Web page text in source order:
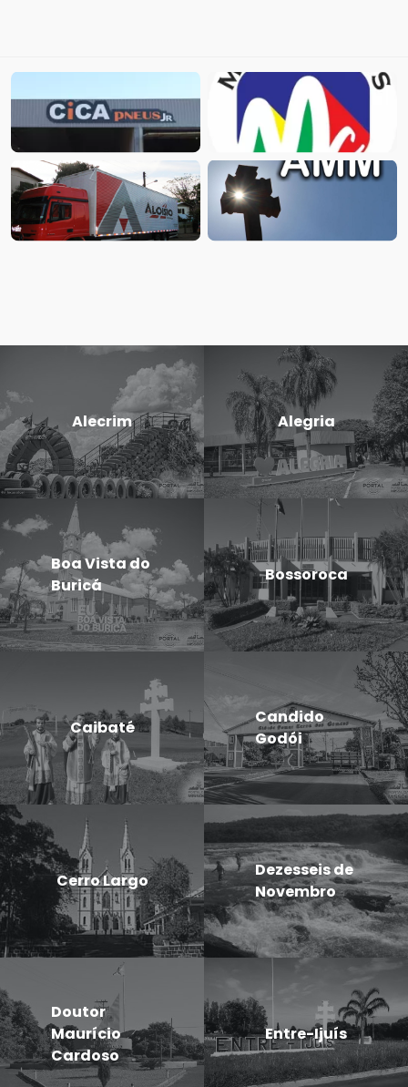
Alecrim Alegria
Boa Vista do
Buricá
Bossoroca
Caibaté
Candido
Godói
Cerro Largo
Dezesseis de
Novembro
Doutor
Maurício
Cardoso
Entre-Ijuís